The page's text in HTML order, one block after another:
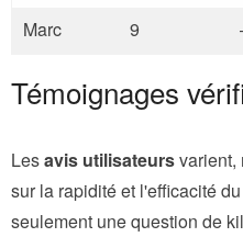
Marc
9
Témoignages
Lesavis utilisateursvarient,
sur la rapidité et l'efficacité
seulement une question de